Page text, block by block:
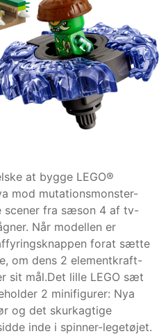
at bygge LEGO®
mod mutationsmonster-
scener fra sæson 4 af tv-
Når modellen er
forat sætte
om dens 2 elementkraft-
sit mål.Det lille LEGO sæt
2 minifigurer: Nya
og det skurkagtige
inde i spinner-legetøjet.